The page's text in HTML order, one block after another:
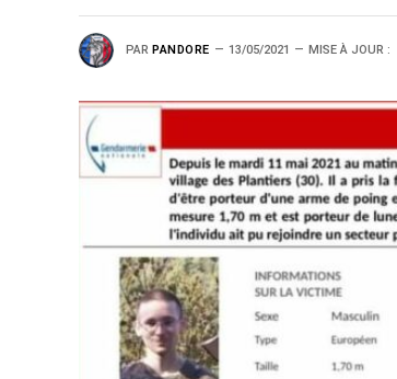
PAR PANDORE 13/05/2021 MISE À JOUR :